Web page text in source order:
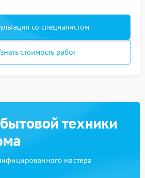
со специалистом
стоимость работ
техники
мастера